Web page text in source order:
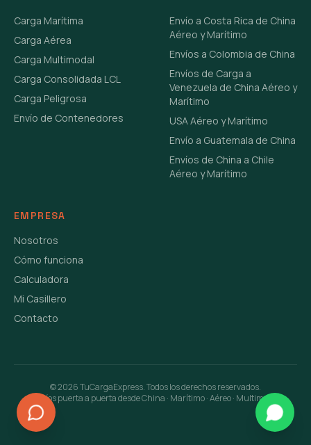
Carga Marítima
Carga Aérea
Carga Multimodal
Carga Consolidada LCL
Carga Peligrosa
Envío de Contenedores
Envío a Costa Rica de China
Aéreo y Marítimo
Envíos a Colombia de China
Envíos de Carga a
Venezuela de China Aéreo y
Marítimo
USA Aéreo y Marítimo
Envío a Guatemala de China
Envíos de China a Chile
Aéreo y Marítimo
EMPRESA
Nosotros
Cómo funciona
Calculadora
Mi Casillero
Contacto
©2026TuCargaExpress. Todos los derechos reservados.
Envíos puerta a puerta desde China · Marítimo · Aéreo · Multimodal